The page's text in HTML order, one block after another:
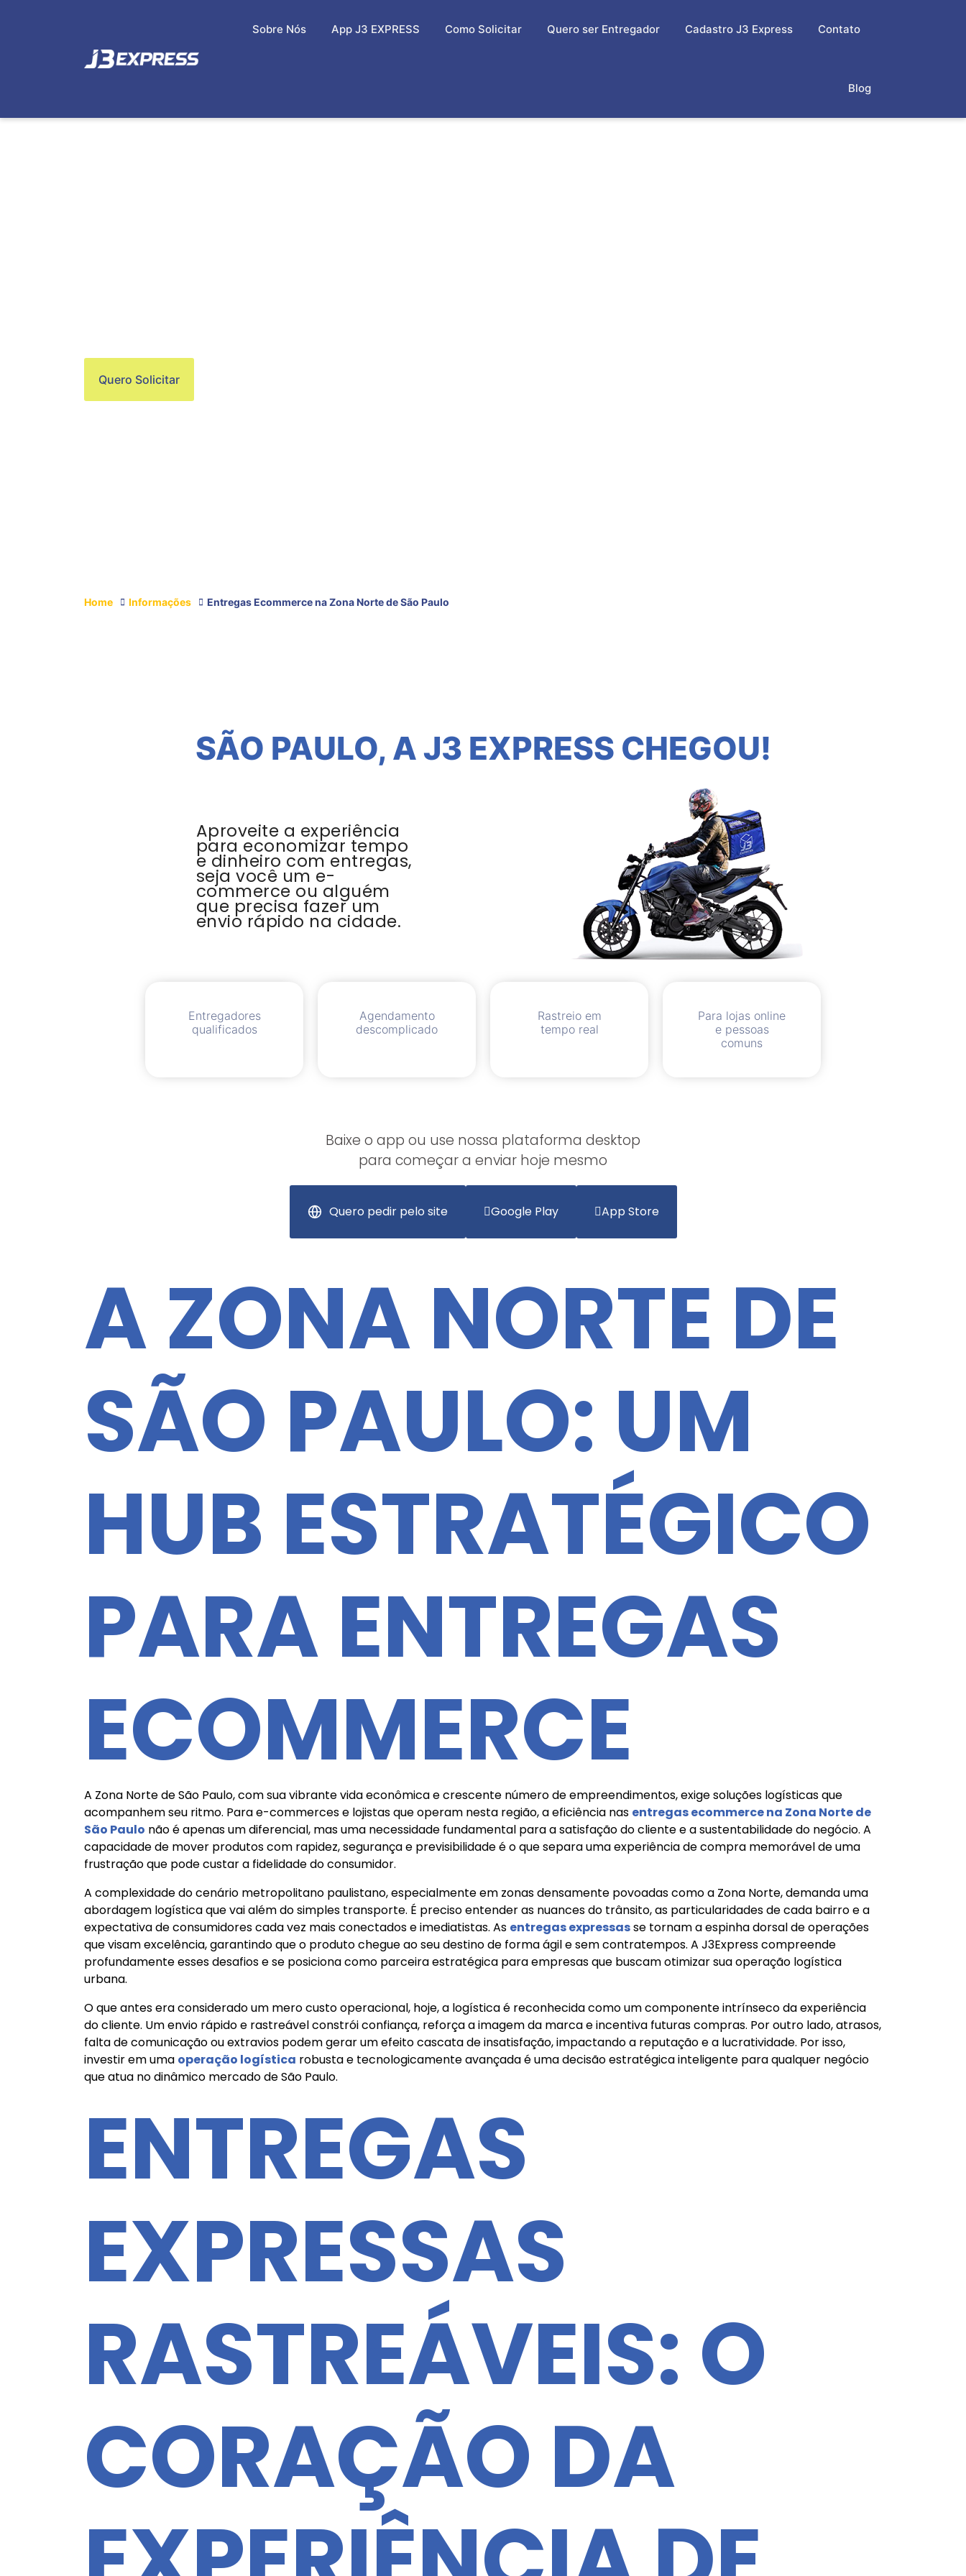
Sobre Nós App J3 EXPRESS Como Solicitar Quero ser Entregador Cadastro J3 Express Contato
Blog
Quero Solicitar
Home Informações Entregas Ecommerce na Zona Norte de São Paulo
SÃO PAULO, A J3 EXPRESS CHEGOU!
Aproveite a experiência
para economizar tempo
e dinheiro com entregas,
seja você um e-
commerce ou alguém
que precisa fazer um
envio rápido na cidade.
Entregadores
qualificados
Agendamento
descomplicado
Rastreio em
tempo real
Para lojas online
e pessoas
comuns
Baixe o app ou use nossa plataforma desktop
para começar a enviar hoje mesmo
Quero pedir pelo site Google Play App Store
A ZONA NORTE DE
SÃO PAULO: UM
HUB ESTRATÉGICO
PARA ENTREGAS
ECOMMERCE
A Zona Norte de São Paulo, com sua vibrante vida econômica e crescente número de empreendimentos, exige soluções logísticas que
acompanhem seu ritmo. Para e-commerces e lojistas que operam nesta região, a eficiência nas entregas ecommerce na Zona Norte de
São Paulo não é apenas um diferencial, mas uma necessidade fundamental para a satisfação do cliente e a sustentabilidade do negócio. A
capacidade de mover produtos com rapidez, segurança e previsibilidade é o que separa uma experiência de compra memorável de uma
frustração que pode custar a fidelidade do consumidor.
A complexidade do cenário metropolitano paulistano, especialmente em zonas densamente povoadas como a Zona Norte, demanda uma
abordagem logística que vai além do simples transporte. É preciso entender as nuances do trânsito, as particularidades de cada bairro e a
expectativa de consumidores cada vez mais conectados e imediatistas. As entregas expressasse tornam a espinha dorsal de operações
que visam excelência, garantindo que o produto chegue ao seu destino de forma ágil e sem contratempos. A J3Express compreende
profundamente esses desafios e se posiciona como parceira estratégica para empresas que buscam otimizar sua operação logística
urbana.
O que antes era considerado um mero custo operacional, hoje, a logística é reconhecida como um componente intrínseco da experiência
do cliente. Um envio rápido e rastreável constrói confiança, reforça a imagem da marca e incentiva futuras compras. Por outro lado, atrasos,
falta de comunicação ou extravios podem gerar um efeito cascata de insatisfação, impactando a reputação e a lucratividade. Por isso,
investir em uma operação logística robusta e tecnologicamente avançada é uma decisão estratégica inteligente para qualquer negócio
que atua no dinâmico mercado de São Paulo.
ENTREGAS
EXPRESSAS
RASTREÁVEIS: O
CORAÇÃO DA